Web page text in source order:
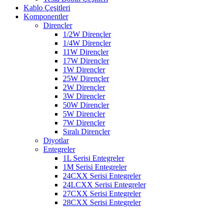
Kablo Çeşitleri
Komponentler
Dirençler
1/2W Dirençler
1/4W Dirençler
11W Dirençler
17W Dirençler
1W Dirençler
25W Dirençler
2W Dirençler
3W Dirençler
50W Dirençler
5W Dirençler
7W Dirençler
Sıralı Dirençler
Diyotlar
Entegreler
1L Serisi Entegreler
1M Serisi Entegreler
24CXX Serisi Entegreler
24LCXX Serisi Entegreler
27CXX Serisi Entegreler
28CXX Serisi Entegreler